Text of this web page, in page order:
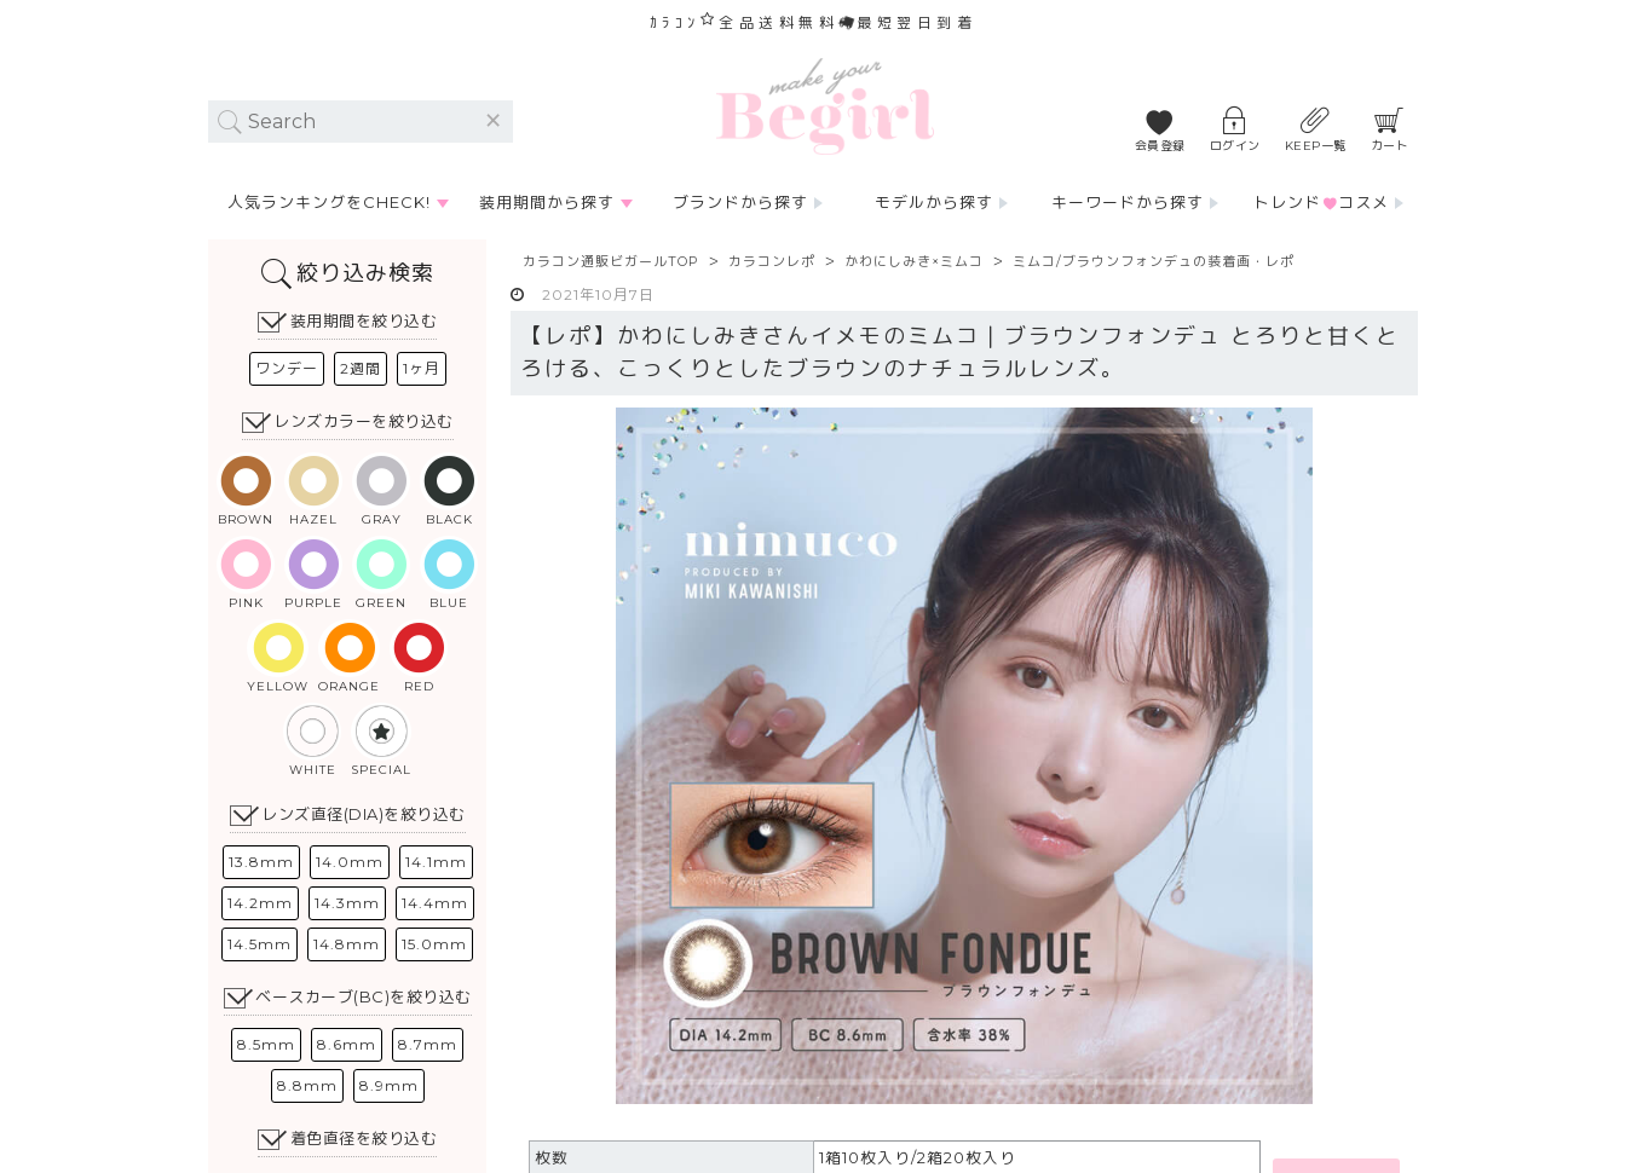
ｶﾗｺﾝ 全品送料無料 最短翌日到着
会員登録 ログイン KEEP一覧 カート
人気ランキングをCHECK! 装用期間から探す ブランドから探す モデルから探す キーワードから探す トレンド コスメ
絞り込み検索
装用期間を絞り込む
ワンデー 2週間 1ヶ月
レンズカラーを絞り込む
BROWN HAZEL GRAY BLACK
PINK PURPLE GREEN BLUE
YELLOW ORANGE RED
WHITE SPECIAL
レンズ直径(DIA)を絞り込む
13.8mm 14.0mm 14.1mm
14.2mm 14.3mm 14.4mm
14.5mm 14.8mm 15.0mm
ベースカーブ(BC)を絞り込む
8.5mm 8.6mm 8.7mm
8.8mm 8.9mm
着色直径を絞り込む
カラコン通販ビガールTOP カラコンレポ かわにしみき×ミムコ ミムコ/ブラウンフォンデュの装着画・レポ
2021年10月7日
【レポ】かわにしみきさんイメモのミムコ｜ブラウンフォンデュ とろりと甘くと
ろける、こっくりとしたブラウンのナチュラルレンズ。
枚数
1箱10枚入り/2箱20枚入り